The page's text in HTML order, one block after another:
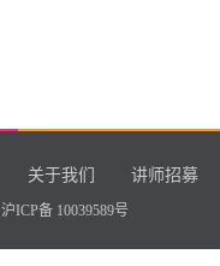
关于我们 讲师招募
沪ICP备 10039589号